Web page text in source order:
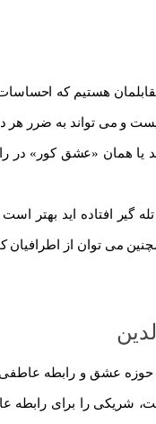
هستیم که احساسات
و می تواند به ضرر هر
یا همان «عشق کور» در
گیر افتاده اید بهتر
می توان از
حوزه عشق و رابطه
شریکی را برای رابطه